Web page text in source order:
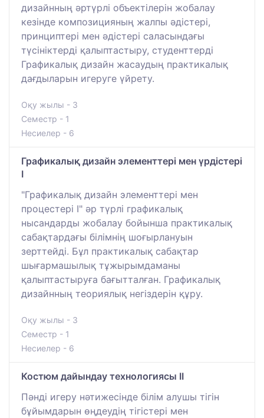
дизайнның әртүрлі объектілерін жобалау
кезінде композицияның жалпы әдістері,
принциптері мен әдістері саласындағы
түсініктерді қалыптастыру, студенттерді
Графикалық дизайн жасаудың практикалық
дағдыларын игеруге үйрету.
Оқу жылы - 3
Семестр - 1
Несиелер - 6
Графикалық дизайн элементтері мен үрдістері
І
"Графикалық дизайн элементтері мен
процестері І" әр түрлі графикалық
нысандарды жобалау бойынша практикалық
сабақтардағы білімнің шоғырлануын
зерттейді. Бұл практикалық сабақтар
шығармашылық тұжырымдаманы
қалыптастыруға бағытталған. Графикалық
дизайнның теориялық негіздерін құру.
Оқу жылы - 3
Семестр - 1
Несиелер - 6
Костюм дайындау технологиясы II
Пәнді игеру нәтижесінде білім алушы тігін
бұйымдарын өңдеудің тігістері мен